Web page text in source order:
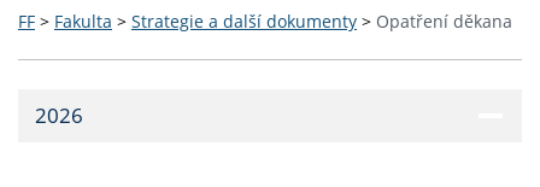
FF > Fakulta > Strategie a další dokumenty > Opatření děkana
2026